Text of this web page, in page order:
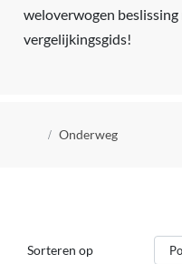
weloverwogen beslissing
vergelijkingsgids!
Kruimelpad
Onderweg
Sorteren op